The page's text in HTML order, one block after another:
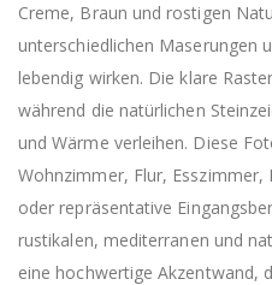
Creme, Braun und rostigen
unterschiedlichen Maserungen
lebendig wirken. Die klare
während die natürlichen
und Wärme verleihen. Diese
Wohnzimmer, Flur,
oder repräsentative
rustikalen, mediterranen und
eine hochwertige Akzentwand,